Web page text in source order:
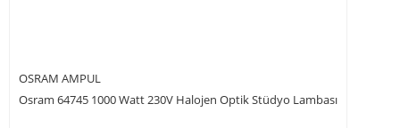
OSRAM AMPUL
Osram 64745 1000 Watt 230V Halojen Optik Stüdyo Lambası